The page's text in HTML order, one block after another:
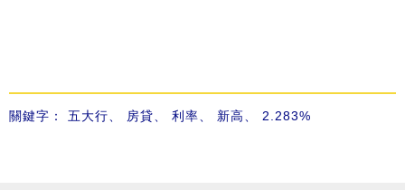
關鍵字： 五大行 房貸 利率 新高 2.283%